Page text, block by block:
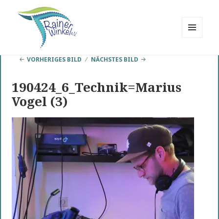
Rainer Winkel
VORHERIGES BILD NÄCHSTES BILD
190424_6_Technik=Marius
Vogel (3)